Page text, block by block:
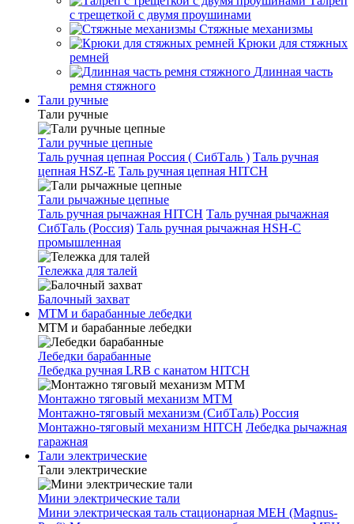
с трещеткой с двумя проушинами
Стяжные механизмы
Крюки для стяжных
ремней
Длинная часть
ремня стяжного
Тали ручные
Тали ручные
Тали ручные цепные
Таль ручная цепная Россия ( СибТаль ) Таль ручная
цепная HSZ-E Таль ручная цепная HITCH
Тали рычажные цепные
Таль ручная рычажная HITCH Таль ручная рычажная
СибТаль (Россия) Таль ручная рычажная HSH-C
промышленная
Тележка для талей
Балочный захват
МТМ и барабанные лебедки
МТМ и барабанные лебедки
Лебедки барабанные
Лебедка ручная LRB с канатом HITCH
Монтажно тяговый механизм МТМ
Монтажно-тяговый механизм (СибТаль) Россия
Монтажно-тяговый механизм HITCH Лебедка рычажная
гаражная
Тали электрические
Тали электрические
Мини электрические тали
Мини электрическая таль стационарная МЕН (Magnus-